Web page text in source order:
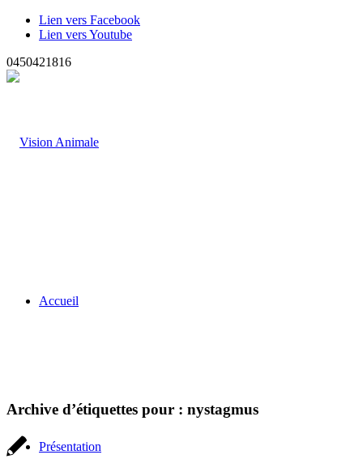
Lien vers Facebook
Lien vers Youtube
0450421816
Accueil
Présentation
Archive d’étiquettes pour : nystagmus